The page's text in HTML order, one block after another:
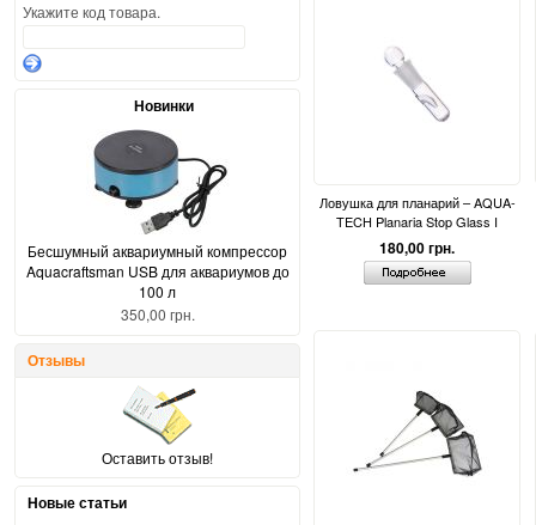
Ловушка для планарий – AQUA-
TECH Planaria Stop Glass I
180,00 грн.
Укажите код товара.
Новинки
Бесшумный аквариумный компрессор
Aquacraftsman USB для аквариумов до
100 л
350,00 грн.
Отзывы
Оставить отзыв!
Новые статьи